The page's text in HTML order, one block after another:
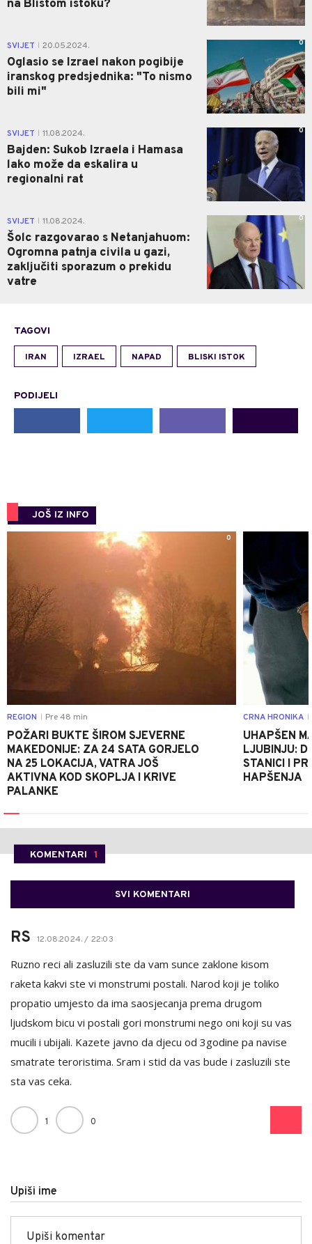
na Blistom istoku?
SVIJET 20.05.2024.
Oglasio se Izrael nakon pogibije
iranskog predsjednika: "To nismo
bili mi"
0
SVIJET 11.08.2024.
Bajden: Sukob Izraela i Hamasa
lako može da eskalira u
regionalni rat
0
SVIJET 11.08.2024.
Šolc razgovarao s Netanjahuom:
Ogromna patnja civila u gazi,
zaključiti sporazum o prekidu
vatre
0
TAGOVI
IRAN IZRAEL NAPAD BLISKI ISTOK
PODIJELI
JOŠ IZ INFO
0
REGION Pre 48 min
POŽARI BUKTE ŠIROM SJEVERNE
MAKEDONIJE: ZA 24 SATA GORJELO
NA 25 LOKACIJA, VATRA JOŠ
AKTIVNA KOD SKOPLJA I KRIVE
PALANKE
CRNA HRONIKA
UHAPŠEN
LJUBINJU:
STANICI I
HAPŠENJA
KOMENTARI 1
SVI KOMENTARI
RS 12.08.2024. / 22:03
Ruzno reci ali zasluzili ste da vam sunce zaklone kisom
raketa kakvi ste vi monstrumi postali. Narod koji je toliko
propatio umjesto da ima saosjecanja prema drugom
ljudskom bicu vi postali gori monstrumi nego oni koji su vas
mucili i ubijali. Kazete javno da djecu od 3godine pa navise
smatrate teroristima. Sram i stid da vas bude i zasluzili ste
sta vas ceka.
1 0
Upiši ime